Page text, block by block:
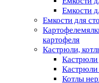
Емкости
Емкости для
картофеля
Кастрюли,
Котлы